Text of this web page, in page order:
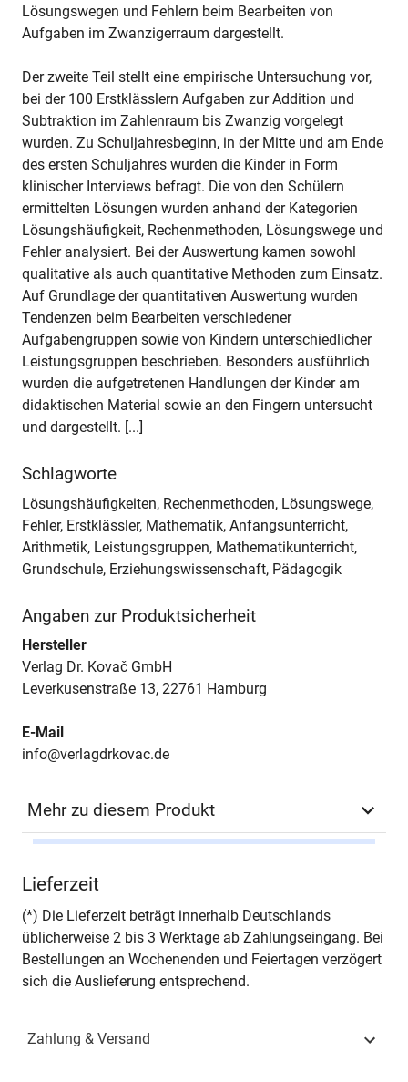
Lösungswegen und Fehlern beim Bearbeiten von
Aufgaben im Zwanzigerraum dargestellt.
Der zweite Teil stellt eine empirische Untersuchung vor,
bei der 100 Erstklässlern Aufgaben zur Addition und
Subtraktion im Zahlenraum bis Zwanzig vorgelegt
wurden. Zu Schuljahresbeginn, in der Mitte und am Ende
des ersten Schuljahres wurden die Kinder in Form
klinischer Interviews befragt. Die von den Schülern
ermittelten Lösungen wurden anhand der Kategorien
Lösungshäufigkeit, Rechenmethoden, Lösungswege und
Fehler analysiert. Bei der Auswertung kamen sowohl
qualitative als auch quantitative Methoden zum Einsatz.
Auf Grundlage der quantitativen Auswertung wurden
Tendenzen beim Bearbeiten verschiedener
Aufgabengruppen sowie von Kindern unterschiedlicher
Leistungsgruppen beschrieben. Besonders ausführlich
wurden die aufgetretenen Handlungen der Kinder am
didaktischen Material sowie an den Fingern untersucht
und dargestellt. [...]
Schlagworte
Lösungshäufigkeiten, Rechenmethoden, Lösungswege,
Fehler, Erstklässler, Mathematik, Anfangsunterricht,
Arithmetik, Leistungsgruppen, Mathematikunterricht,
Grundschule, Erziehungswissenschaft, Pädagogik
Angaben zur Produktsicherheit
Hersteller
Verlag Dr. Kovač GmbH
Leverkusenstraße 13, 22761 Hamburg
E-Mail
info@verlagdrkovac.de
Mehr zu diesem Produkt
Seiten 424
Jahr Hamburg 2011
Fachdisziplin
Lieferzeit
(*) Die Lieferzeit beträgt innerhalb Deutschlands
üblicherweise 2 bis 3 Werktage ab Zahlungseingang. Bei
Bestellungen an Wochenenden und Feiertagen verzögert
sich die Auslieferung entsprechend.
Zahlung & Versand